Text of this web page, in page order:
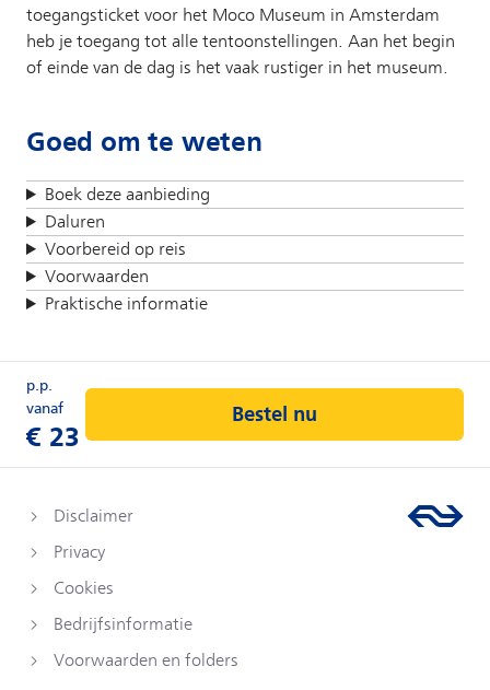
toegangsticket voor het Moco Museum in Amsterdam
heb je toegang tot alle tentoonstellingen. Aan het begin
of einde van de dag is het vaak rustiger in het museum.
Goed om te weten
Boek deze aanbieding
Daluren
Voorbereid op reis
Voorwaarden
Praktische informatie
Bestel nu
Disclaimer
Privacy
Cookies
Bedrijfsinformatie
Voorwaarden en folders